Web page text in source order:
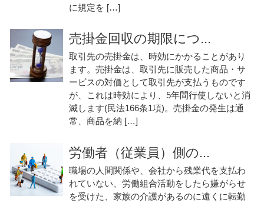
に規定を […]
売掛金回収の期限につ...
取引先の売掛金は、時効にかかることがあり
ます。売掛金は、取引先に販売した商品・サ
ービスの対価として取引先が支払うものです
が、これは時効により、5年間行使しないと消
滅します(民法166条1項)。売掛金の発生は通
常、商品を納 […]
労働者（従業員）側の...
職場の人間関係や、会社から残業代を支払わ
れていない、労働組合活動をしたら嫌がらせ
を受けた、家族の介護があるのに遠くに転勤